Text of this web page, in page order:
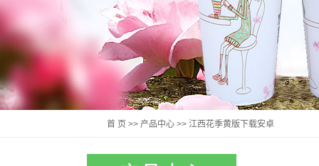
首 页 >> 产品中心 >> 江西花季黄版下载安卓